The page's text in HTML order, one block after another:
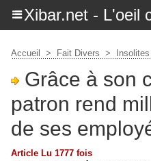
Xibar.net - L'oeil
Accueil > Fait Divers > Insolites
Grâce à son
patron rend
de ses
Article Lu 1777 fois